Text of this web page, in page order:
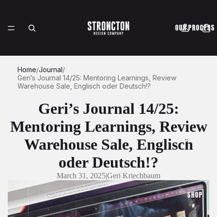
OUR PROCESS
CASE STUDIES
ABOUT
SHOP
Home/Journal/
Geri’s Journal 14/25: Mentoring Learnings, Review
Warehouse Sale, Englisch oder Deutsch!?
Geri’s Journal 14/25:
Mentoring Learnings, Review
Warehouse Sale, Englisch
oder Deutsch!?
March 31, 2025|Geri Kriechbaum